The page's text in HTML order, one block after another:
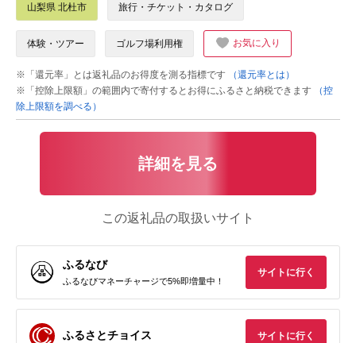
山梨県 北杜市 旅行・チケット・カタログ
体験・ツアー ゴルフ場利用権 お気に入り
※「還元率」とは返礼品のお得度を測る指標です
（還元率とは）
※「控除上限額」の範囲内で寄付するとお得にふるさと納税できます
（控
除上限額を調べる）
詳細を見る
この返礼品の取扱いサイト
ふるなび
ふるなびマネーチャージで5%即増量中！
サイトに行く
ふるさとチョイス サイトに行く